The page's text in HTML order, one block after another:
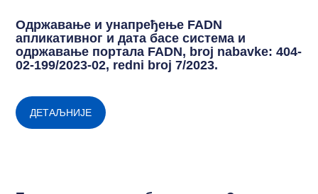
Одржавање и унапређење FADN
апликативног и дата басе система и
одржавање портала FADN, broj nabavke: 404-
02-199/2023-02, redni broj 7/2023.
ДЕТАЉНИЈЕ